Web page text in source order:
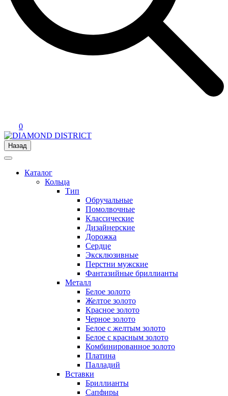
0
Назад
Каталог
Кольца
Тип
Обручальные
Помолвочные
Классические
Дизайнерские
Дорожка
Сердце
Эксклюзивные
Перстни мужские
Фантазийные бриллианты
Металл
Белое золото
Желтое золото
Красное золото
Черное золото
Белое с желтым золото
Белое с красным золото
Комбинированное золото
Платина
Палладий
Вставки
Бриллианты
Сапфиры